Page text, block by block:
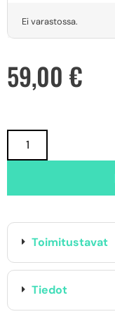
Ei varastossa.
59,00 €
Toimitustavat
Tiedot